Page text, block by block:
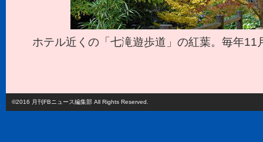
ホテル近くの「七滝遊歩道」の紅葉。毎年11
©2016 月刊FBニュース編集部 All Rights Reserved.